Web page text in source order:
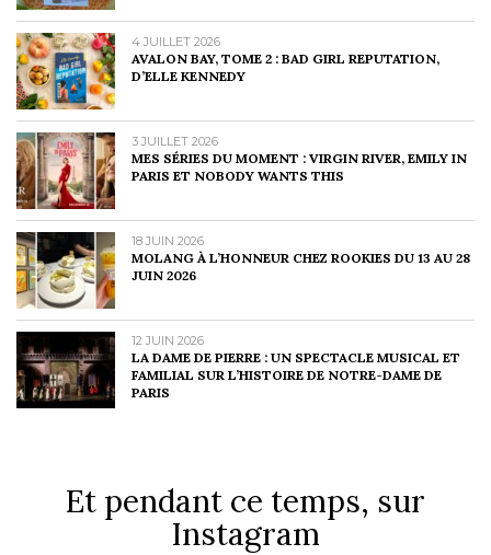
4 JUILLET 2026
AVALON BAY, TOME 2 : BAD GIRL REPUTATION,
D’ELLE KENNEDY
3 JUILLET 2026
MES SÉRIES DU MOMENT : VIRGIN RIVER, EMILY IN
PARIS ET NOBODY WANTS THIS
18 JUIN 2026
MOLANG À L’HONNEUR CHEZ ROOKIES DU 13 AU 28
JUIN 2026
12 JUIN 2026
LA DAME DE PIERRE : UN SPECTACLE MUSICAL ET
FAMILIAL SUR L’HISTOIRE DE NOTRE-DAME DE
PARIS
Et pendant ce temps, sur
Instagram